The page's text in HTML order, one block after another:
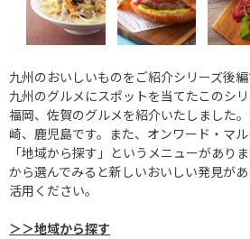
九州のおいしいものをご紹介シリーズ後編
九州のグルメにスポットを当てたこのシリ
福岡、佐賀のグルメを紹介いたしました
崎、鹿児島です。また、オンワード・マ
「地域から探す」というメニューがあり
から選んでみると新しいおいしい発見が
活用ください。
＞＞地域から探す